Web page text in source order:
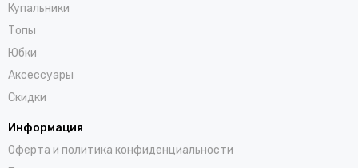
Купальники
Топы
Юбки
Аксессуары
Скидки
Информация
Оферта и политика конфиденциальности